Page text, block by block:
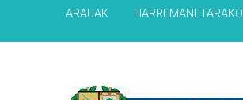
ARAUAK HARREMANETARAKO